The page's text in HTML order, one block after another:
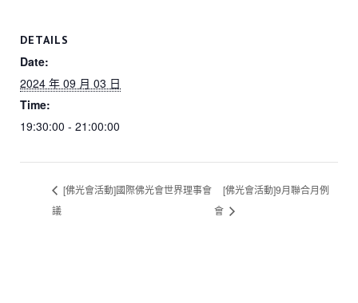
o
k
DETAILS
Date:
2024 年 09 月 03 日
Time:
19:30:00 - 21:00:00
[佛光會活動]國際佛光會世界理事會
議
[佛光會活動]9月聯合月例
會